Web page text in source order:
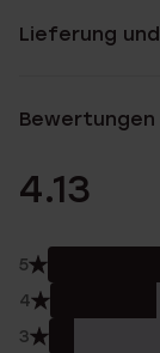
Lieferung
Bewertungen
4.13
5
4
3